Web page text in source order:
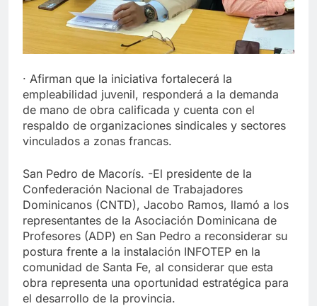
· Afirman que la iniciativa fortalecerá la
empleabilidad juvenil, responderá a la demanda
de mano de obra calificada y cuenta con el
respaldo de organizaciones sindicales y sectores
vinculados a zonas francas.
San Pedro de Macorís. -El presidente de la
Confederación Nacional de Trabajadores
Dominicanos (CNTD), Jacobo Ramos, llamó a los
representantes de la Asociación Dominicana de
Profesores (ADP) en San Pedro a reconsiderar su
postura frente a la instalación INFOTEP en la
comunidad de Santa Fe, al considerar que esta
obra representa una oportunidad estratégica para
el desarrollo de la provincia.